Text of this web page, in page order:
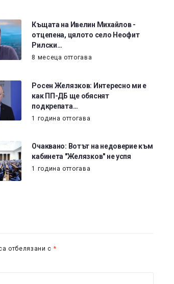
Къщата на Ивелин Михайлов -
отцепена, цялото село Неофит
Рилски…
8 месеца оттогава
Росен Желязков: Интересно ми е
как ПП-ДБ ще обяснят
подкрепата…
1 година оттогава
Очаквано: Вотът на недоверие към
кабинета "Желязков" не успя
1 година оттогава
отбелязани с *